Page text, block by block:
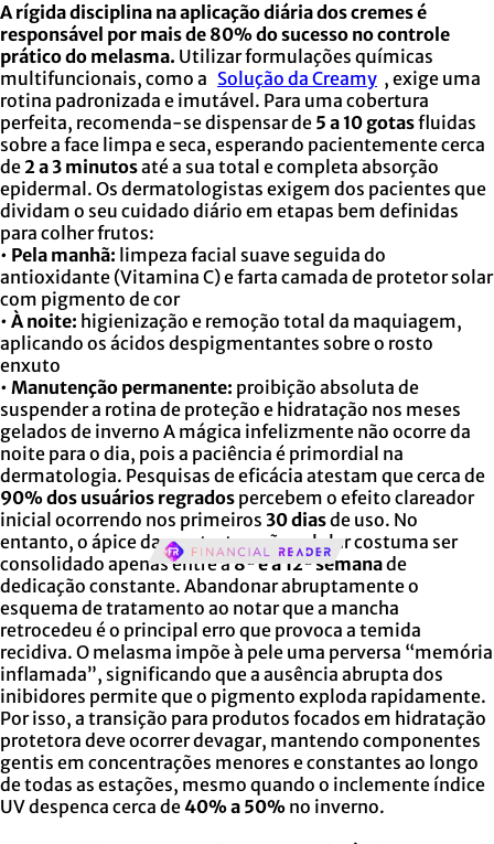
A rígida disciplina na aplicação diária dos cremes é
responsável por mais de 80% do sucesso no controle
prático do melasma. Utilizar formulações químicas
multifuncionais, como a Solução da Creamy , exige uma
rotina padronizada e imutável. Para uma cobertura
perfeita, recomenda-se dispensar de 5 a 10 gotasfluidas
sobre a face limpa e seca, esperando pacientemente cerca
de 2 a 3 minutosaté a sua total e completa absorção
epidermal. Os dermatologistas exigem dos pacientes que
dividam o seu cuidado diário em etapas bem definidas
para colher frutos:
• Pela manhã: limpeza facial suave seguida do
antioxidante (Vitamina C) e farta camada de protetor solar
com pigmento de cor
• À noite: higienização e remoção total da maquiagem,
aplicando os ácidos despigmentantes sobre o rosto
enxuto
• Manutenção permanente: proibição absoluta de
suspender a rotina de proteção e hidratação nos meses
gelados de inverno A mágica infelizmente não ocorre da
noite para o dia, pois a paciência é primordial na
dermatologia. Pesquisas de eficácia atestam que cerca de
90% dos usuários regrados percebem o efeito clareador
inicial ocorrendo nos primeiros 30 diasde uso. No
entanto, o ápice da reestruturação celular costuma ser
consolidado apenas entre a8ª e a 12ª semanade
dedicação constante. Abandonar abruptamente o
esquema de tratamento ao notar que a mancha
retrocedeu é o principal erro que provoca a temida
recidiva. O melasma impõe à pele uma perversa “memória
inflamada”, significando que a ausência abrupta dos
inibidores permite que o pigmento exploda rapidamente.
Por isso, a transição para produtos focados em hidratação
protetora deve ocorrer devagar, mantendo componentes
gentis em concentrações menores e constantes ao longo
de todas as estações, mesmo quando o inclemente índice
UV despenca cerca de40% a 50% no inverno.